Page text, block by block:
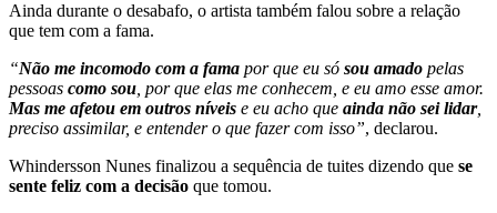
Ainda durante o desabafo, o artista também falou sobre a relação
que tem com a fama.
“Não me incomodo com a fama por que eu só sou amado pelas
pessoas como sou , por que elas me conhecem, e eu amo esse amor.
Mas me afetou em outros níveis e eu acho que ainda não sei lidar,
preciso assimilar, e entender o que fazer com isso”, declarou.
Whindersson Nunes finalizou a sequência de tuites dizendo que se
sente feliz com a decisão que tomou.